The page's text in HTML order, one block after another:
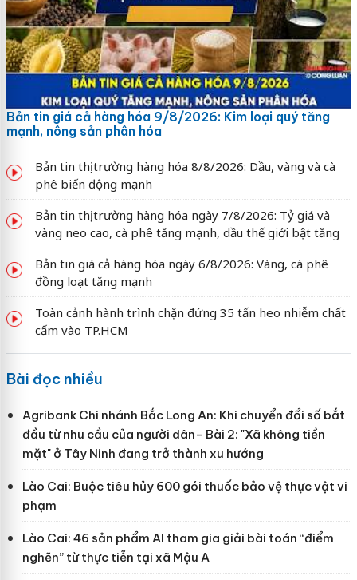
Bản tin giá cả hàng hóa 9/8/2026: Kim loại quý tăng
mạnh, nông sản phân hóa
Bản tin thị trường hàng hóa 8/8/2026: Dầu, vàng và cà
phê biến động mạnh
Bản tin thị trường hàng hóa ngày 7/8/2026: Tỷ giá và
vàng neo cao, cà phê tăng mạnh, dầu thế giới bật tăng
Bản tin giá cả hàng hóa ngày 6/8/2026: Vàng, cà phê
đồng loạt tăng mạnh
Toàn cảnh hành trình chặn đứng 35 tấn heo nhiễm chất
cấm vào TP.HCM
Bài đọc nhiều
Agribank Chi nhánh Bắc Long An: Khi chuyển đổi số bắt
đầu từ nhu cầu của người dân- Bài 2: "Xã không tiền
mặt" ở Tây Ninh đang trở thành xu hướng
Lào Cai: Buộc tiêu hủy 600 gói thuốc bảo vệ thực vật vi
phạm
Lào Cai: 46 sản phẩm AI tham gia giải bài toán “điểm
nghẽn” từ thực tiễn tại xã Mậu A